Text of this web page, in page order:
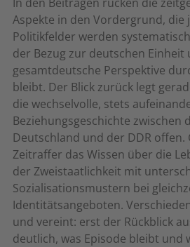
Aspekte in den Vordergrund, die
Politikfelder werden
der Bezug zur deutschen Einheit
gesamtdeutsche Perspektive
bleibt. Der Blick zurück legt
die wechselvolle, stets
Beziehungsgeschichte zwischen
Deutschland und der DDR offen.
Zeitraffer das Wissen über die
der Zweistaatlichkeit mit
Sozialisationsmustern bei
Identitätsangeboten.
und vereint: erst der Rückblick
deutlich, was Episode bleibt und